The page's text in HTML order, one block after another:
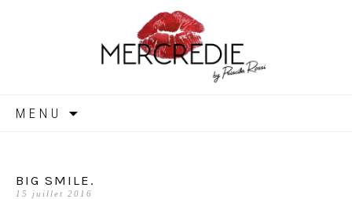
MERCREDIE
MENU
BIG SMILE.
15 juillet 2016